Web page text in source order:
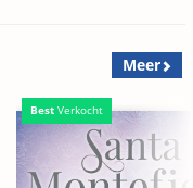
Meer
Best Verkocht